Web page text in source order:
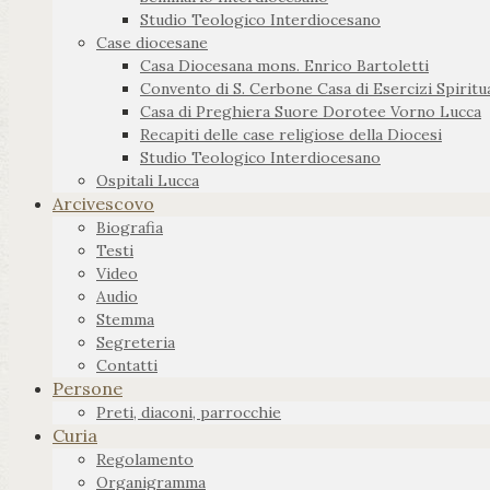
Studio Teologico Interdiocesano
Case diocesane
Casa Diocesana mons. Enrico Bartoletti
Convento di S. Cerbone Casa di Esercizi
Casa di Preghiera Suore Dorotee Vorno Lucca
Recapiti delle case religiose della Diocesi
Studio Teologico Interdiocesano
Ospitali Lucca
Arcivescovo
Biografia
Testi
Video
Audio
Stemma
Segreteria
Contatti
Persone
Preti, diaconi, parrocchie
Curia
Regolamento
Organigramma